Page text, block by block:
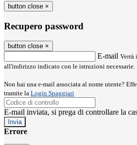
button close ×
Recupero password
button close ×
E-mail Verrà
all'indirizzo indicato con le istruzioni necessarie.
Non hai una e-mail associata al nome utente?
tramite la Login Spaggiari
E-mail inviata, si prega di controllare la
Errore